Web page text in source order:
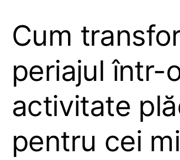
Cum
periajul într-
activitate
pentru cei